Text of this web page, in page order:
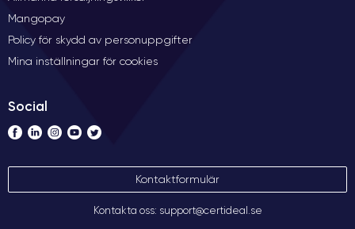
Mangopay
Policy för skydd av personuppgifter
Mina inställningar för cookies
Social
Kontaktformulär
Kontakta oss: support@certideal.se